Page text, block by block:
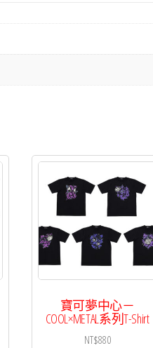
寶可夢中心－
COOL×METAL系列T-Shirt
NT$880